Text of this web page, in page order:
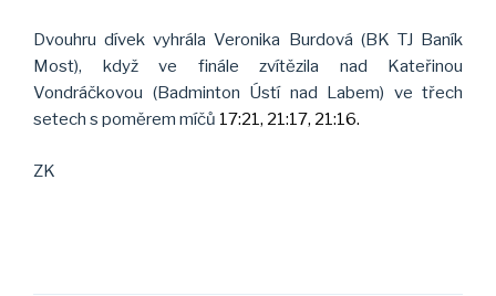
Dvouhru dívek vyhrála Veronika Burdová (BK TJ Baník
Most), když ve finále zvítězila nad Kateřinou
Vondráčkovou (Badminton Ústí nad Labem) ve třech
setech s poměrem míčů 17:21, 21:17, 21:16.
ZK